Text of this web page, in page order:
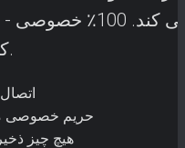
می کند. 100٪
کنیم.
حریم خصوصی
هیچ چیز